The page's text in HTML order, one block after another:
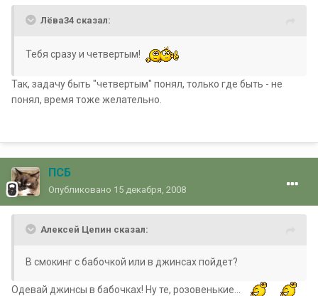
Лёва34 сказал:
Тебя сразу и четвертым!
Так, задачу быть "четвертым" понял, только где быть - не
понял, время тоже желательно.
ПСБ
Опубликовано 15 декабря, 2008
Алексей Цепин сказал:
В смокинг с бабочкой или в джинсах пойдет?
Одевай джинсы в бабочках! Ну те, розовенькие...